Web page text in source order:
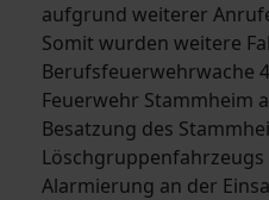
aufgrund weiterer
Somit wurden weitere
Berufsfeuerwehrwache
Feuerwehr Stammheim
Besatzung des
Alarmierung an der